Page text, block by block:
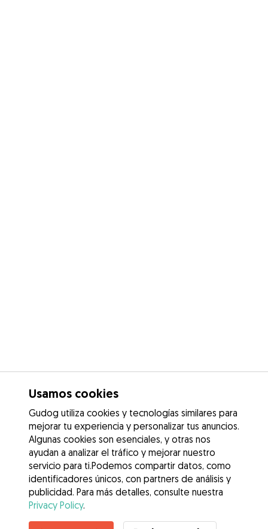
Contacta con Dorina
Usamos cookies
Gudog utiliza cookies y tecnologías similares para
mejorar tu experiencia y personalizar tus anuncios.
Algunas cookies son esenciales, y otras nos
ayudan a analizar el tráfico y mejorar nuestro
servicio para ti.Podemos compartir datos, como
identificadores únicos, con partners de análisis y
publicidad. Para más detalles, consulte nuestra
Privacy Policy.